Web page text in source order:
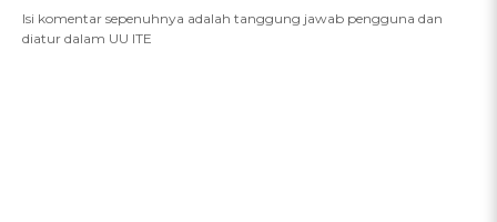
Isi komentar sepenuhnya adalah tanggung jawab pengguna dan
diatur dalam UU ITE